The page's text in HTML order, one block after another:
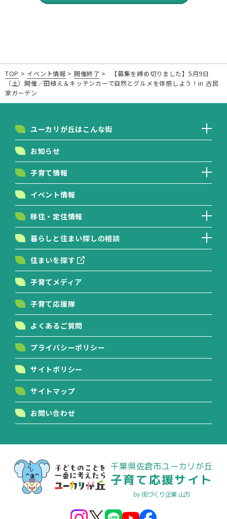
TOP > イベント情報 > 開催終了 >
【募集を締め切りました】5月9日
（土）開催／田植え＆キッチンカーで自然とグルメを体感しよう！in 古民
家ガーデン
ユーカリが丘はこんな街
お知らせ
子育て情報
イベント情報
移住・定住情報
暮らしと住まい探しの相談
住まいを探す
子育てメディア
子育て応援隊
よくあるご質問
プライバシーポリシー
サイトポリシー
サイトマップ
お問い合わせ
千葉県佐倉市ユーカリが丘
子育て応援サイト
by 街づくり企業 山万